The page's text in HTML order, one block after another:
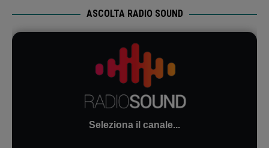
ASCOLTA RADIO SOUND
Seleziona il canale...